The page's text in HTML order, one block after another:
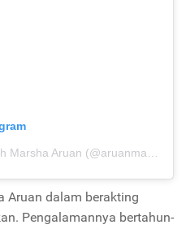
Aruan dalam berakting
Pengalamannya bertahun-